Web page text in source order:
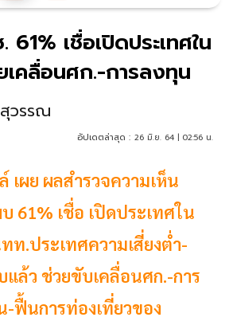
เชื่อเปิดประเทศใน
คลื่อนศก.-การลงทุน
วรรณ
อัปเดตล่าสุด : 26 มิ.ย. 64 | 02:56 น.
เผย ผลสำรวจความเห็น
61% เชื่อ เปิดประเทศใน
ท.ประเทศความเสี่ยงต่ำ-
ล้ว ช่วยขับเคลื่อนศก.-การ
-ฟื้นการท่องเที่ยวของ